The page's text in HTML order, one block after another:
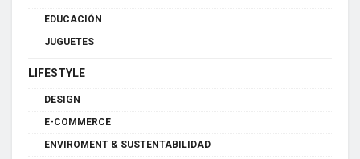
EDUCACIÓN
JUGUETES
LIFESTYLE
DESIGN
E-COMMERCE
ENVIROMENT & SUSTENTABILIDAD